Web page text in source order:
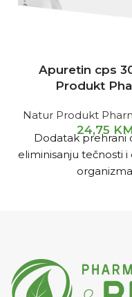
Apuretin cps
Produkt
Natur Produkt
24,75 KM
Dodatak prehrani
eliminisanju tečnosti i